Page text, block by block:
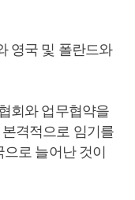
영국 및 폴란드와
회와 업무협약을
본격적으로 임기를
로 늘어난 것이